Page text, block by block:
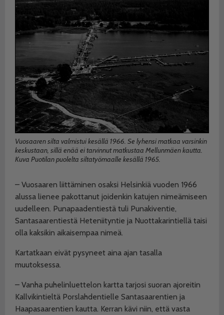
Vuosaaren silta valmistui kesällä 1966. Se lyhensi matkaa varsinkin
keskustaan, sillä enää ei tarvinnut matkustaa Mellunmäen kautta.
Kuva Puotilan puolelta siltatyömaalle kesällä 1965.
– Vuosaaren liittäminen osaksi Helsinkiä vuoden 1966
alussa lienee pakottanut joidenkin katujen nimeämiseen
uudelleen. Punapaadentiestä tuli Punakiventie,
Santasaarentiestä Heteniityntie ja Nuottakarintiellä taisi
olla kaksikin aikaisempaa nimeä.
Kartatkaan eivät pysyneet aina ajan tasalla
muutoksessa.
– Vanha puhelinluettelon kartta tarjosi suoran ajoreitin
Kallvikintieltä Porslahdentielle Santasaarentien ja
Haapasaarentien kautta. Kerran kävi niin, että vasta